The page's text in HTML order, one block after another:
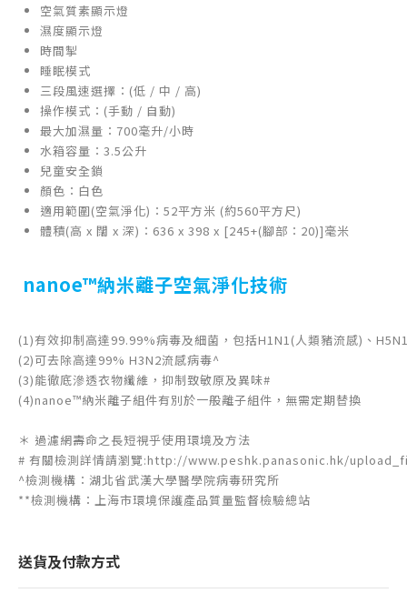
空氣質素顯示燈
濕度顯示燈
時間掣
睡眠模式
三段風速選擇：(低 / 中 / 高)
操作模式：(手動 / 自動)
最大加濕量：700毫升/小時
水箱容量：3.5公升
兒童安全鎖
顏色：白色
適用範圍(空氣淨化)：52平方米 (約560平方尺)
體積(高 x 闊 x 深)：636 x 398 x [245+(腳部：20)]毫米
nanoe™納米離子空氣淨化技術
(1)有效抑制高達99.99%病毒及細菌，包括H1N1(人類豬流感)、
(2)可去除高達99% H3N2流感病毒^
(3)能徹底滲透衣物纖維，抑制致敏原及異味#
(4)nanoe™納米離子組件有別於一般離子組件，無需定期替換
＊ 過濾網壽命之長短視乎使用環境及方法
# 有關檢測詳情請瀏覽:http://www.peshk.panasonic.hk/
^檢測機構：湖北省武漢大學醫學院病毒研究所
**檢測機構：上海市環境保護產品質量監督檢驗總站
送貨及付款方式